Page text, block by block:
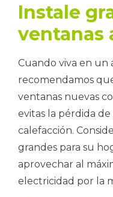
Instale
ventanas
Cuando viva en un
recomendamos
ventanas nuevas
evitas la pérdida
calefacción.
grandes para su
aprovechar al
electricidad por la